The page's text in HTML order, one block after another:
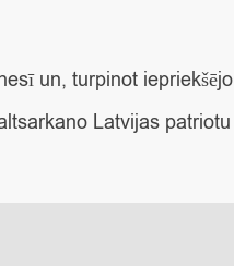
un, turpinot iepriekšējo
Latvijas patriotu